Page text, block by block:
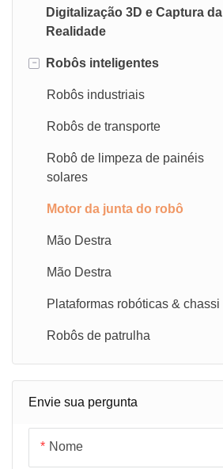
Sistema de limpeza de drones
transmissores
Baterias UAV
amarrada
Digitalização 3D e Captura da
Realidade
- Robôs inteligentes
Robôs industriais
Robôs de transporte
Robô de limpeza de painéis
solares
Motor da junta do robô
Mão Destra
Mão Destra
Plataformas robóticas & chassi
Robôs de patrulha
Envie sua pergunta
Nome